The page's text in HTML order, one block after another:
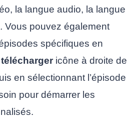
la langue audio, la langue
Vous pouvez également
spécifiques en
téléchargericône à droite de
en sélectionnant l’épisode
pour démarrer les